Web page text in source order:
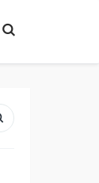
T
o
g
e
a
r